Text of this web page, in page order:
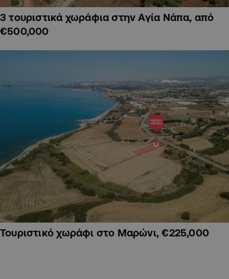
3 τουριστικά χωράφια στην Αγία Νάπα, από
€500,000
Τουριστικό χωράφι στο Μαρώνι, €225,000